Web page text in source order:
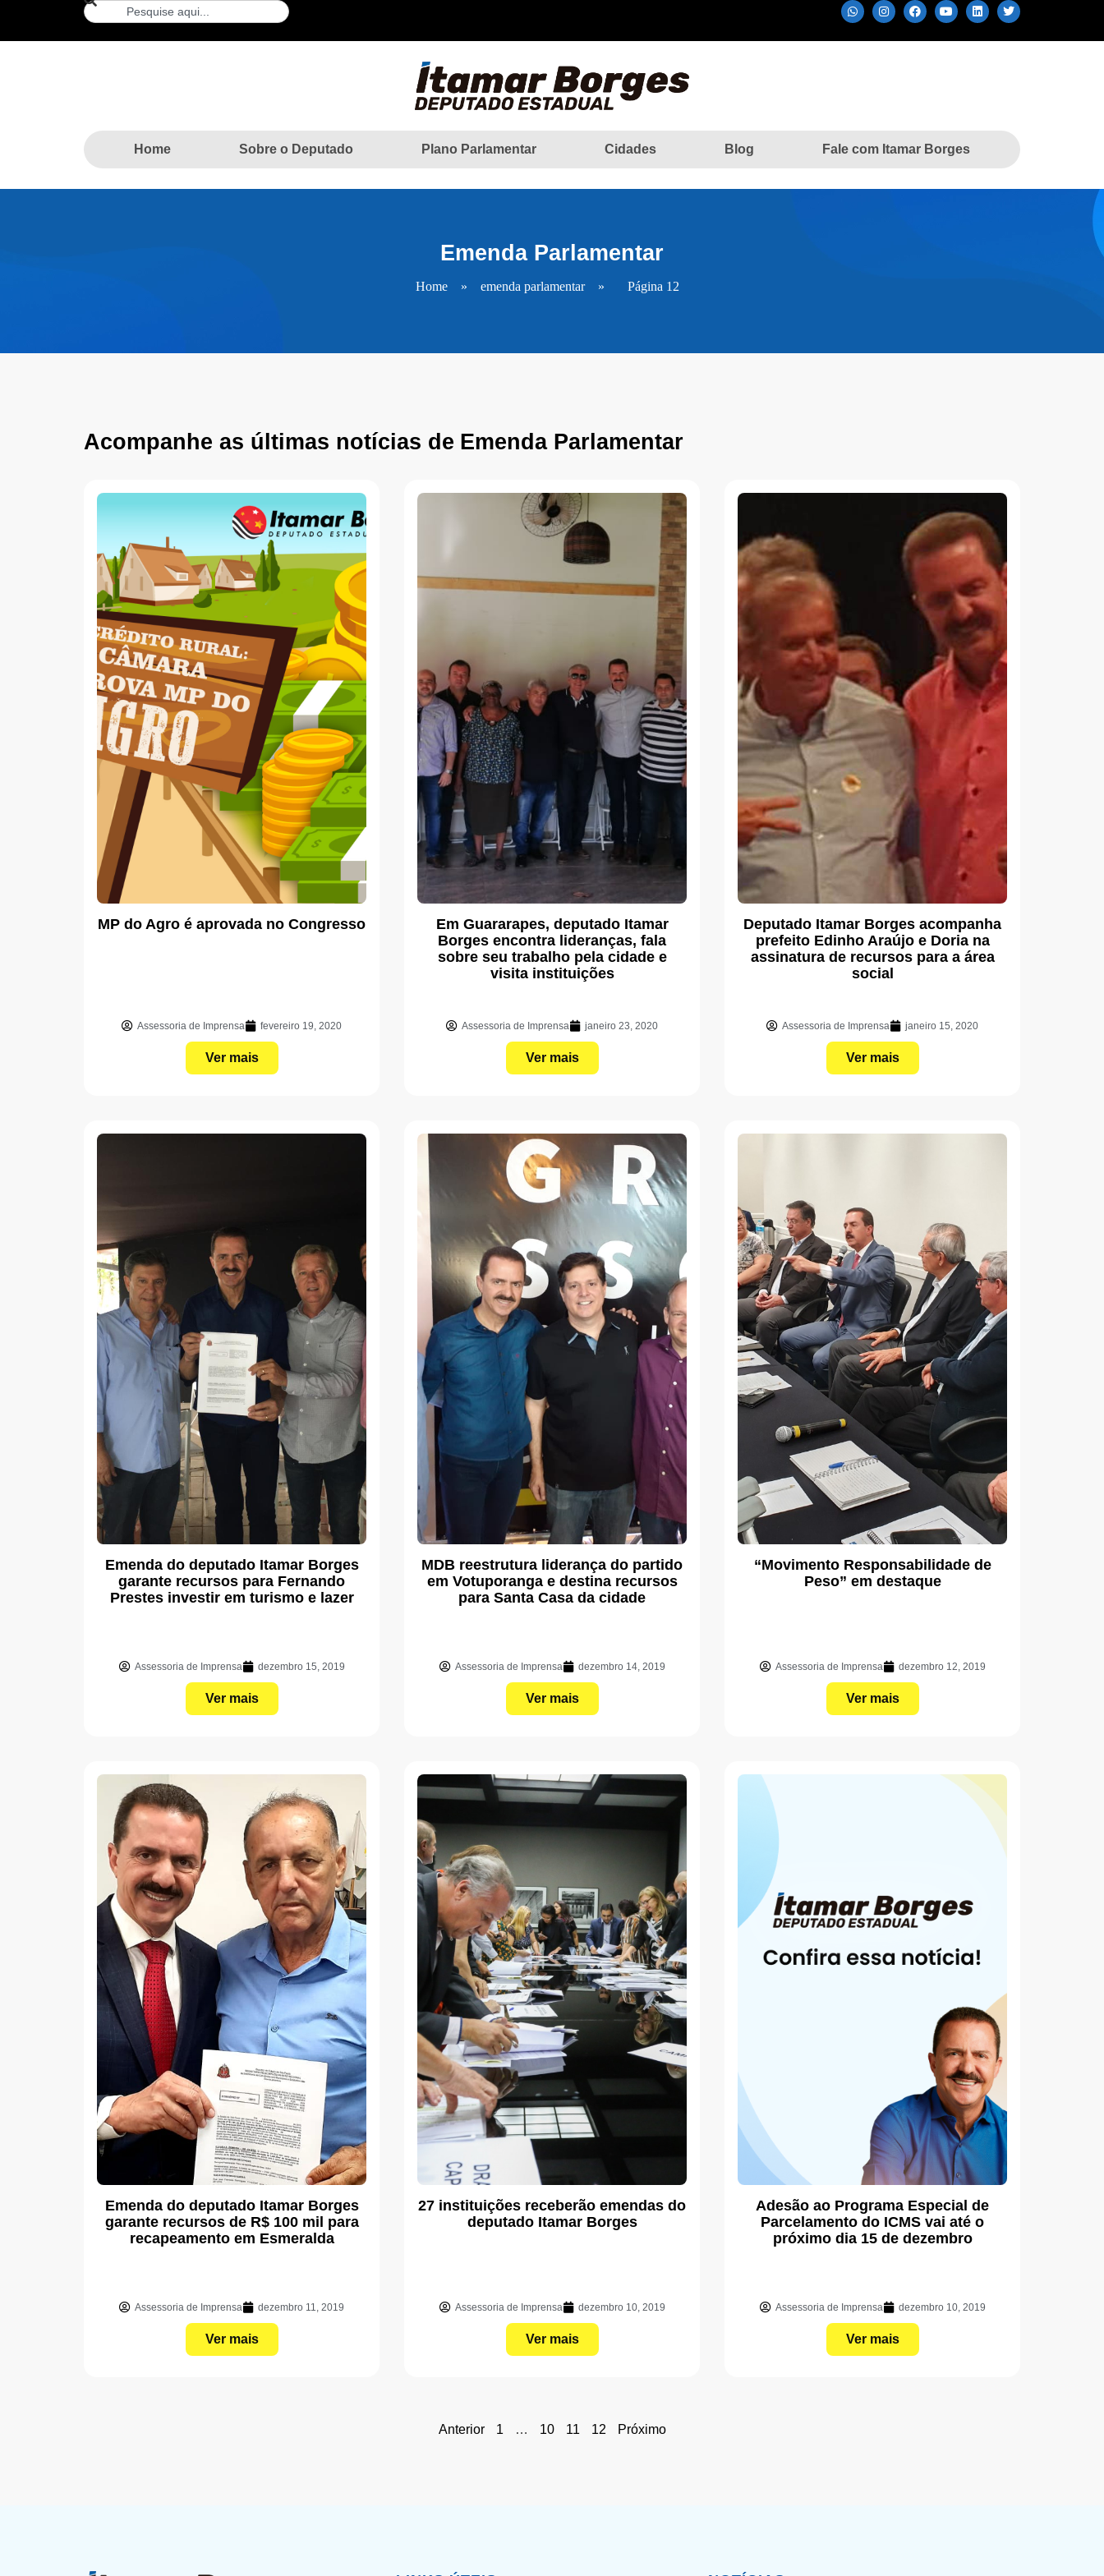
Home Sobre o Deputado Plano Parlamentar Cidades Blog Fale com Itamar Borges
Emenda Parlamentar
Home » emenda parlamentar » Página 12
Acompanhe as últimas notícias de Emenda Parlamentar
MP do Agro é aprovada no Congresso
Assessoria de Imprensa fevereiro 19, 2020
Ver mais
Em Guararapes, deputado Itamar
Borges encontra lideranças, fala
sobre seu trabalho pela cidade e
visita instituições
Assessoria de Imprensa janeiro 23, 2020
Ver mais
Deputado Itamar Borges acompanha
prefeito Edinho Araújo e Doria na
assinatura de recursos para a área
social
Assessoria de Imprensa janeiro 15, 2020
Ver mais
Emenda do deputado Itamar Borges
garante recursos para Fernando
Prestes investir em turismo e lazer
Assessoria de Imprensa dezembro 15, 2019
Ver mais
MDB reestrutura liderança do partido
em Votuporanga e destina recursos
para Santa Casa da cidade
Assessoria de Imprensa dezembro 14, 2019
Ver mais
“Movimento Responsabilidade de
Peso” em destaque
Assessoria de Imprensa dezembro 12, 2019
Ver mais
Emenda do deputado Itamar Borges
garante recursos de R$ 100 mil para
recapeamento em Esmeralda
Assessoria de Imprensa dezembro 11, 2019
Ver mais
27 instituições receberão emendas do
deputado Itamar Borges
Assessoria de Imprensa dezembro 10, 2019
Ver mais
Adesão ao Programa Especial de
Parcelamento do ICMS vai até o
próximo dia 15 de dezembro
Assessoria de Imprensa dezembro 10, 2019
Ver mais
Anterior 1 … 10 11 12 Próximo